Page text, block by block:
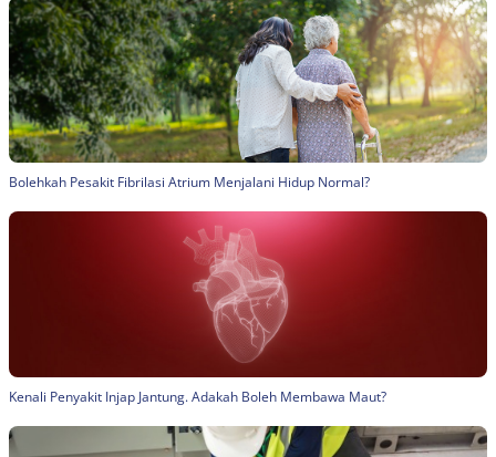
Bolehkah Pesakit Fibrilasi Atrium Menjalani Hidup Normal?
Kenali Penyakit Injap Jantung. Adakah Boleh Membawa Maut?